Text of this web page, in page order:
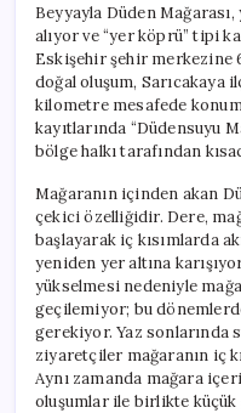
Beyyayla Düden Mağarası,
alıyor ve “yer köprü” tipi
Eskişehir şehir merkezine
doğal oluşum, Sarıcakaya
kilometre mesafede
kayıtlarında “Düdensuyu
bölge halkı tarafından
Mağaranın içinden akan
çekici özelliğidir. Dere,
başlayarak iç kısımlarda
yeniden yer altına
yükselmesi nedeniyle
geçilemiyor; bu
gerekiyor. Yaz
ziyaretçiler mağaranın iç
Aynı zamanda mağara
oluşumlar ile birlikte küçük